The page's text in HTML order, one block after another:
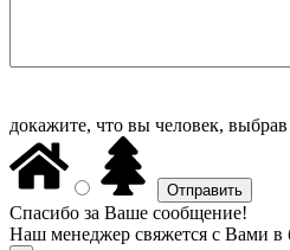
докажите, что вы человек, выбрав
Спасибо за Ваше сообщение!
Наш менеджер свяжется с Вами в